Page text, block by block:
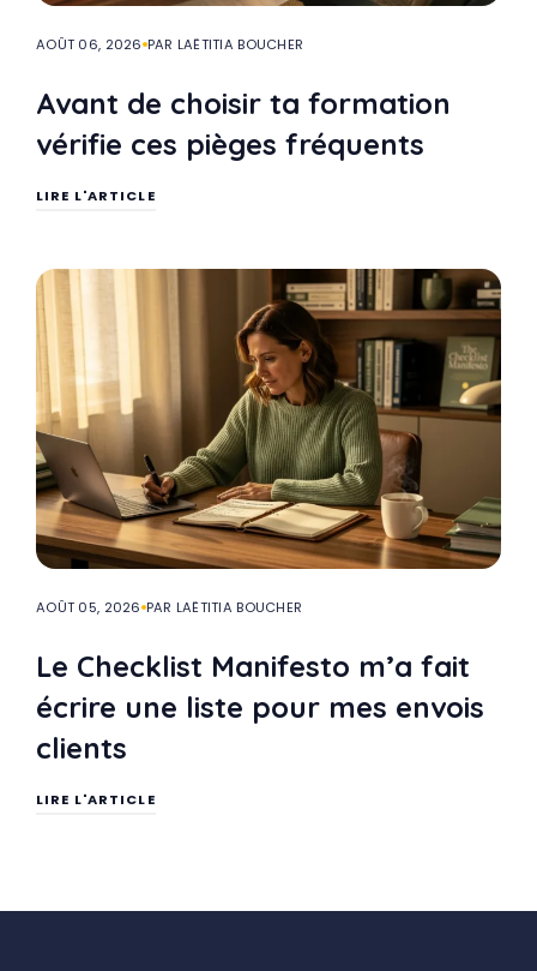
AOÛT 06, 2026 PAR LAËTITIA BOUCHER
Avant de choisir ta formation
vérifie ces pièges fréquents
LIRE L'ARTICLE
AOÛT 05, 2026 PAR LAËTITIA BOUCHER
Le Checklist Manifesto m’a fait
écrire une liste pour mes envois
clients
LIRE L'ARTICLE